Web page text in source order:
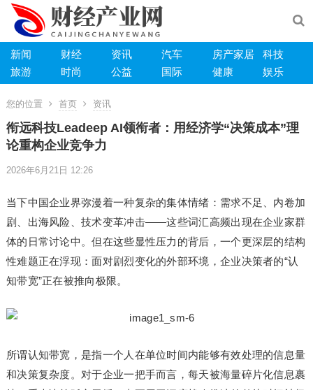
新闻 财经 资讯 汽车 房产家居
科技
旅游
时尚 公益 国际 健康 娱乐
您的位置 首页 资讯
衔远科技Leadeep AI领衔者：用经济学“决策成本”理
论重构企业竞争力
2026年6月21日 12:26
当下中国企业界弥漫着一种复杂的集体情绪：需求不足、内卷加
剧、出海风险、技术变革冲击——这些词汇高频出现在企业家群
体的日常讨论中。但在这些显性压力的背后，一个更深层的结构
性难题正在浮现：面对剧烈变化的外部环境，企业决策者的“认
知带宽”正在被推向极限。
所谓认知带宽，是指一个人在单位时间内能够有效处理的信息量
和决策复杂度。对于企业一把手而言，每天被海量碎片化信息裹